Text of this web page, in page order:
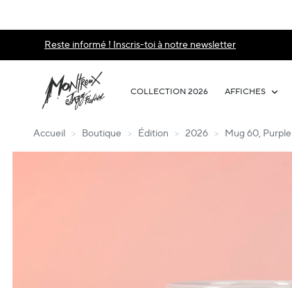
Reste informé ! Inscris-toi à notre newsletter
COLLECTION 2026 AFFICHES
Accueil > Boutique > Édition > 2026 > Mug 60, Purple